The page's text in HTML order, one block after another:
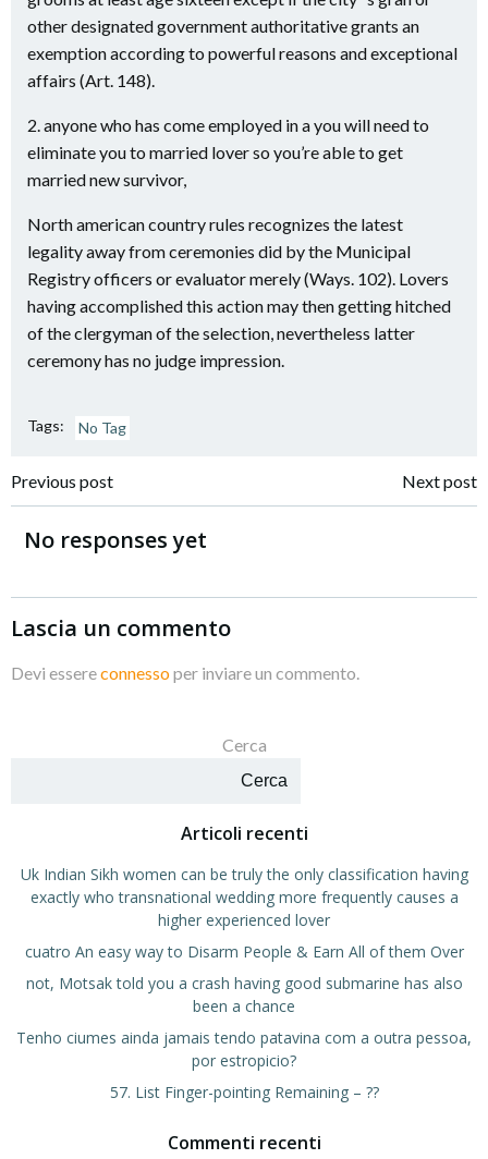
other designated government authoritative grants an
exemption according to powerful reasons and exceptional
affairs (Art. 148).
2. anyone who has come employed in a you will need to
eliminate you to married lover so you’re able to get
married new survivor,
North american country rules recognizes the latest
legality away from ceremonies did by the Municipal
Registry officers or evaluator merely (Ways. 102). Lovers
having accomplished this action may then getting hitched
of the clergyman of the selection, nevertheless latter
ceremony has no judge impression.
Tags: No Tag
Navigazione
articoli
Previous post
Navigazione
Next post
No responses yet
Lascia un commento
Devi essereconnessoper inviare un commento.
Cerca
Cerca
Articoli recenti
Uk Indian Sikh women can be truly the only classification having
exactly who transnational wedding more frequently causes a
higher experienced lover
cuatro An easy way to Disarm People & Earn All of them Over
not, Motsak told you a crash having good submarine has also
been a chance
Tenho ciumes ainda jamais tendo patavina com a outra pessoa,
por estropicio?
57. List Finger-pointing Remaining – ??
Commenti recenti